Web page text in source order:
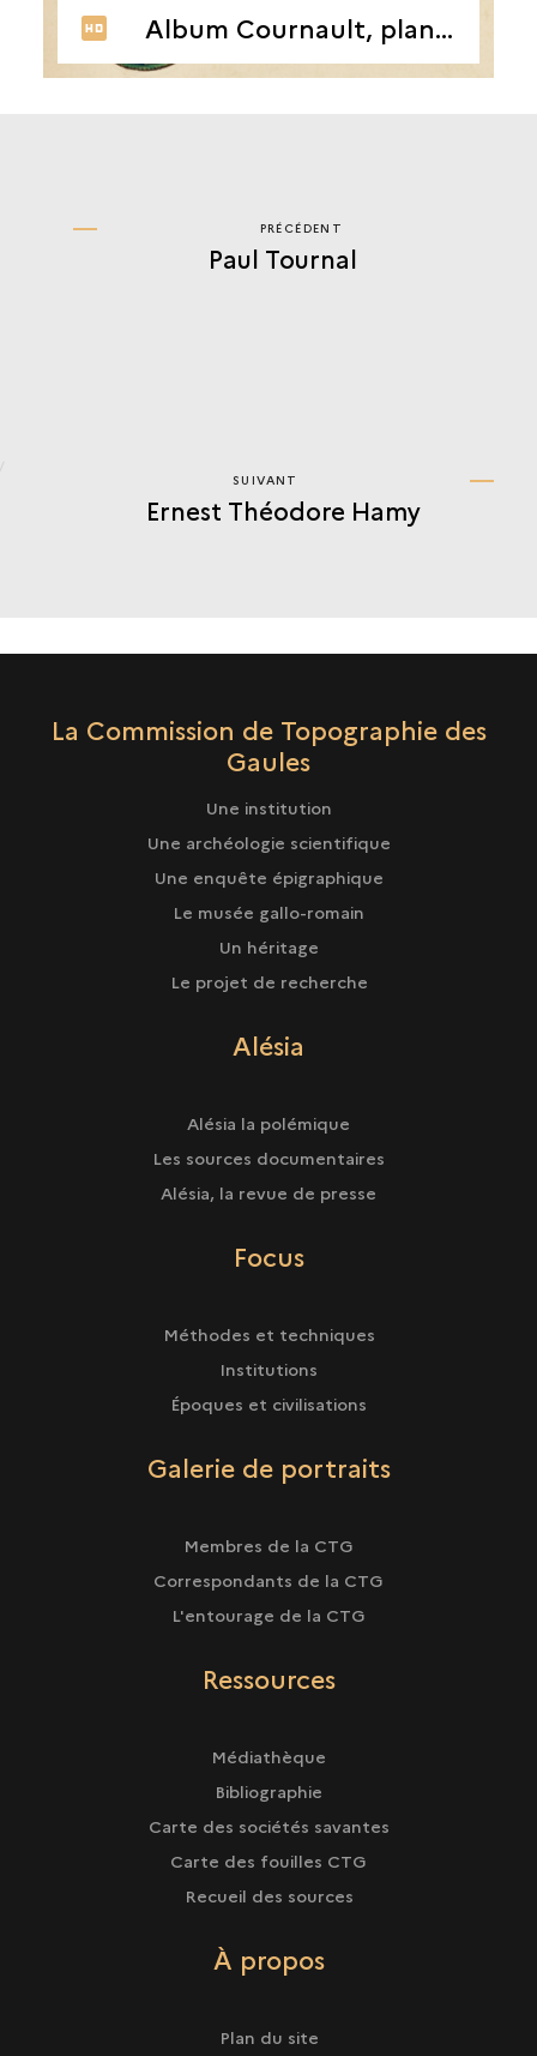
Album Cournault, planche 53
PRÉCÉDENT
ERNEST
PRÉCÉDENT
Paul Tournal
SUIVANT
ERNEST
SUIVANT
Ernest Théodore Hamy
La Commission de Topographie des
Gaules
Une institution
Une archéologie scientifique
Une enquête épigraphique
Le musée gallo-romain
Un héritage
Le projet de recherche
Alésia
Alésia la polémique
Les sources documentaires
Alésia, la revue de presse
Focus
Méthodes et techniques
Institutions
Époques et civilisations
Galerie de portraits
Membres de la CTG
Correspondants de la CTG
L'entourage de la CTG
Ressources
Médiathèque
Bibliographie
Carte des sociétés savantes
Carte des fouilles CTG
Recueil des sources
À propos
Plan du site